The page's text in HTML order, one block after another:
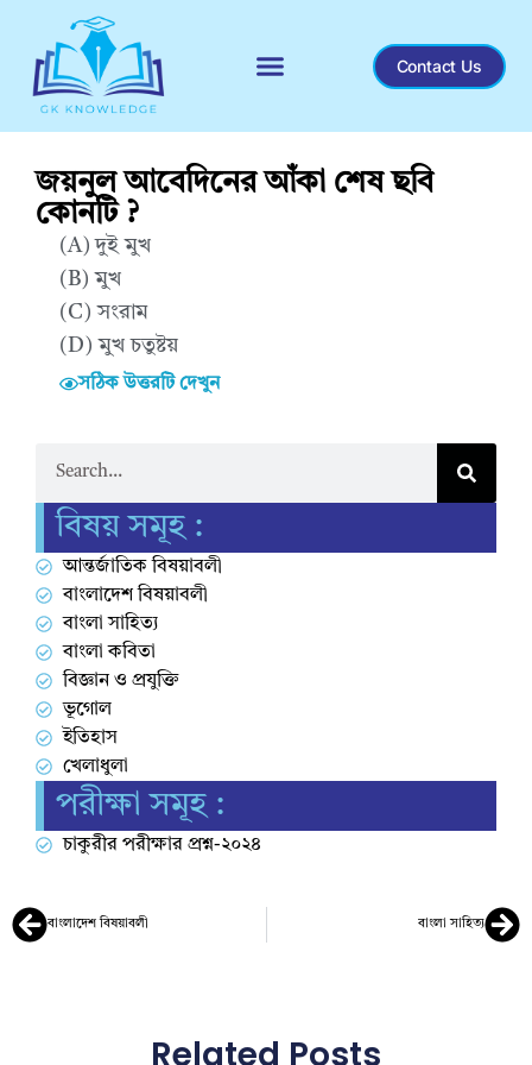
Contact Us
জয়নুল আবেদিনের আঁকা শেষ ছবি
কোনটি ?
(A) দুই মুখ
(B) মুখ
(C) সংরাম
(D) মুখ চতুষ্টয়
Correct Answer : A
সঠিক উত্তরটি দেখুন
বিষয় সমূহ :
আন্তর্জাতিক বিষয়াবলী
বাংলাদেশ বিষয়াবলী
বাংলা সাহিত্য
বাংলা কবিতা
বিজ্ঞান ও প্রযুক্তি
ভূগোল
ইতিহাস
খেলাধুলা
পরীক্ষা সমূহ :
চাকুরীর পরীক্ষার প্রশ্ন-২০২৪
বাংলাদেশ বিষয়াবলী বাংলা সাহিত্য
Related Posts